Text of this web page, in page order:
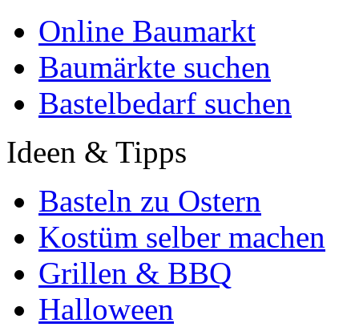
Online Baumarkt
Baumärkte suchen
Bastelbedarf suchen
Ideen & Tipps
Basteln zu Ostern
Kostüm selber machen
Grillen & BBQ
Halloween